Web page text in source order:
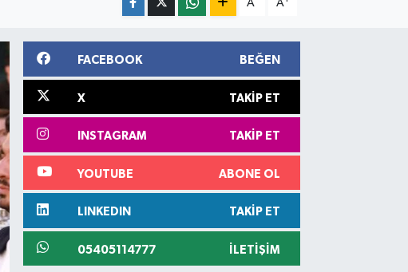
A A
FACEBOOK BEĞEN
X TAKIP ET
INSTAGRAM TAKIP ET
YOUTUBE ABONE OL
LINKEDIN TAKIP ET
05405114777 İLETIŞIM